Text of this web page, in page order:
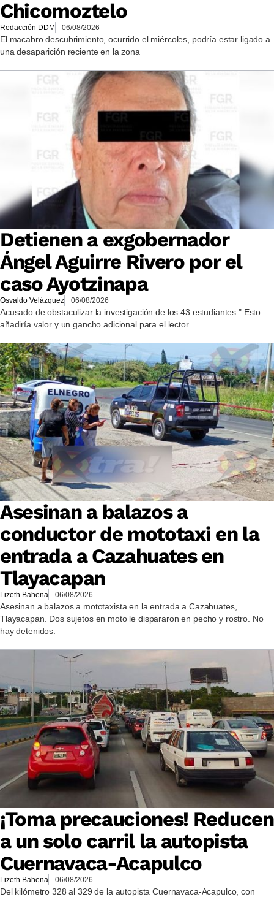
Chicomoztelo
Redacción DDM 06/08/2026
El macabro descubrimiento, ocurrido el miércoles, podría estar ligado a
una desaparición reciente en la zona
Detienen a exgobernador
Ángel Aguirre Rivero por el
caso Ayotzinapa
Osvaldo Velázquez 06/08/2026
Acusado de obstaculizar la investigación de los 43 estudiantes." Esto
añadiría valor y un gancho adicional para el lector
Asesinan a balazos a
conductor de mototaxi en la
entrada a Cazahuates en
Tlayacapan
Lizeth Bahena 06/08/2026
Asesinan a balazos a mototaxista en la entrada a Cazahuates,
Tlayacapan. Dos sujetos en moto le dispararon en pecho y rostro. No
hay detenidos.
¡Toma precauciones! Reducen
a un solo carril la autopista
Cuernavaca-Acapulco
Lizeth Bahena 06/08/2026
Del kilómetro 328 al 329 de la autopista Cuernavaca-Acapulco, con